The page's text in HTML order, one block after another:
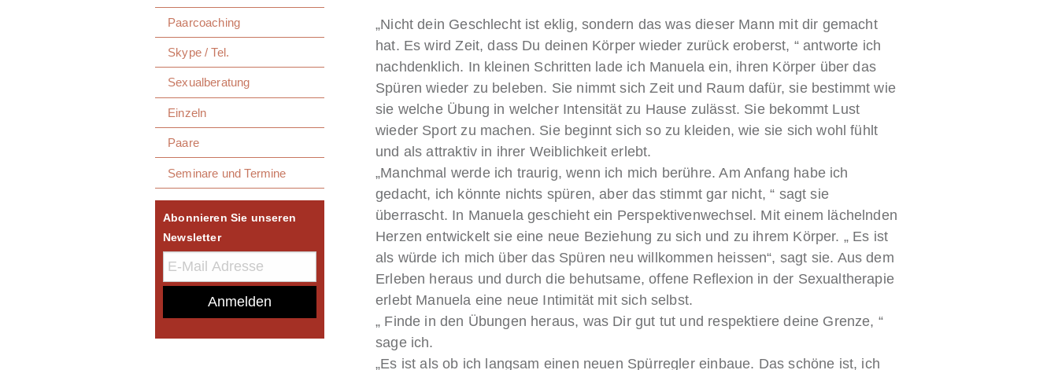
Paarcoaching
Skype / Tel.
Sexualberatung
Einzeln
Paare
Seminare und Termine
Abonnieren Sie unseren
Newsletter
„Nicht dein Geschlecht ist eklig, sondern das was dieser Mann mit dir gemacht
hat. Es wird Zeit, dass Du deinen Körper wieder zurück eroberst, “ antworte ich
nachdenklich. In kleinen Schritten lade ich Manuela ein, ihren Körper über das
Spüren wieder zu beleben. Sie nimmt sich Zeit und Raum dafür, sie bestimmt wie
sie welche Übung in welcher Intensität zu Hause zulässt. Sie bekommt Lust
wieder Sport zu machen. Sie beginnt sich so zu kleiden, wie sie sich wohl fühlt
und als attraktiv in ihrer Weiblichkeit erlebt.
„Manchmal werde ich traurig, wenn ich mich berühre. Am Anfang habe ich
gedacht, ich könnte nichts spüren, aber das stimmt gar nicht, “ sagt sie
überrascht. In Manuela geschieht ein Perspektivenwechsel. Mit einem lächelnden
Herzen entwickelt sie eine neue Beziehung zu sich und zu ihrem Körper. „ Es ist
als würde ich mich über das Spüren neu willkommen heissen“, sagt sie. Aus dem
Erleben heraus und durch die behutsame, offene Reflexion in der Sexualtherapie
erlebt Manuela eine neue Intimität mit sich selbst.
„ Finde in den Übungen heraus, was Dir gut tut und respektiere deine Grenze, “
sage ich.
„Es ist als ob ich langsam einen neuen Spürregler einbaue. Das schöne ist, ich